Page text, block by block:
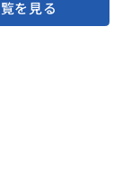
カリスマバ
客様に楽し
を見る